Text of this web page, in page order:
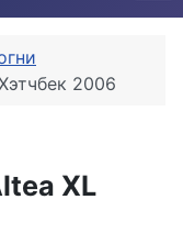
2006
XL